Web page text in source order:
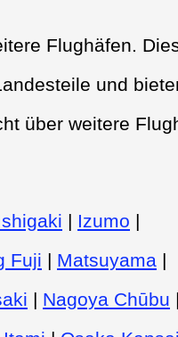
Flughäfen.
und
über weitere
| Izumo |
Fuji | Matsuyama |
| Nagoya Chūbu